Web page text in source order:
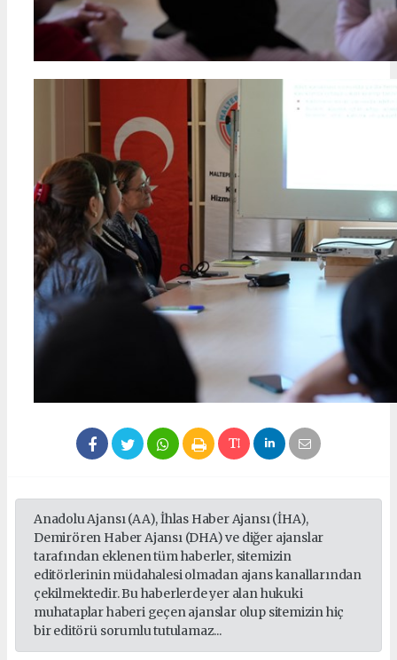
Anadolu Ajansı (AA), İhlas Haber Ajansı (İHA),
Demirören Haber Ajansı (DHA) ve diğer ajanslar
tarafından eklenen tüm haberler, sitemizin
editörlerinin müdahalesi olmadan ajans kanallarından
çekilmektedir. Bu haberlerde yer alan hukuki
muhataplar haberi geçen ajanslar olup sitemizin hiç
bir editörü sorumlu tutulamaz...